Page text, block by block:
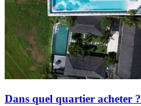
Dans quel quartier acheter ?